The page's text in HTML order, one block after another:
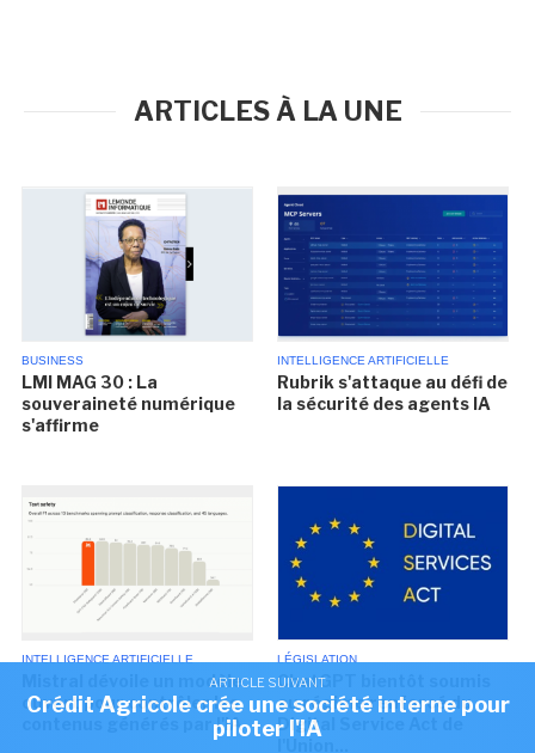
ARTICLE SUIVANT
Crédit Agricole crée une société interne pour
piloter l'IA
ARTICLES À LA UNE
BUSINESS
LMI MAG 30 : La
souveraineté numérique
s'affirme
INTELLIGENCE ARTIFICIELLE
Rubrik s'attaque au défi de
la sécurité des agents IA
INTELLIGENCE ARTIFICIELLE
Mistral dévoile un modèle
ouvert pour contrôler les
contenus générés par l'IA
LÉGISLATION
ChatGPT bientôt soumis
au régime renforcé du
Digital Service Act de